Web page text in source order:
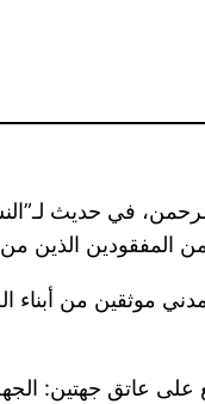
في حديث
المفقودين الذين
عاتق جهتين: الجهة